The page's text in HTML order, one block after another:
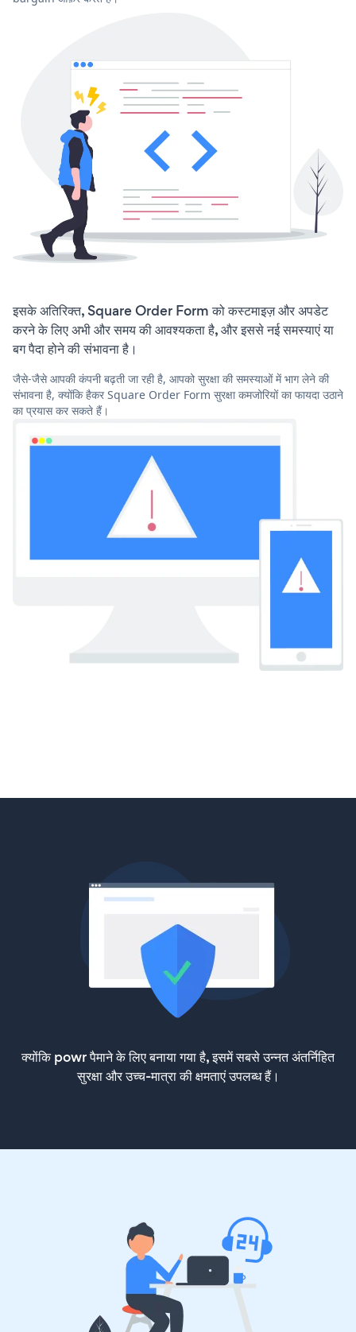
इसके अतिरिक्त, Square Order Form को कस्टमाइज़ और अपडेट
करने के लिए अभी और समय की आवश्यकता है, और इससे नई समस्याएं या
बग पैदा होने की संभावना है।
जैसे-जैसे आपकी कंपनी बढ़ती जा रही है, आपको सुरक्षा की समस्याओं में भाग लेने की
संभावना है, क्योंकि हैकर Square Order Form सुरक्षा कमजोरियों का फायदा उठाने
का प्रयास कर सकते हैं।
क्योंकि powr पैमाने के लिए बनाया गया है, इसमें सबसे उन्नत अंतर्निहित
सुरक्षा और उच्च-मात्रा की क्षमताएं उपलब्ध हैं।